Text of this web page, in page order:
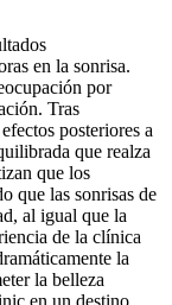
en la sonrisa.
por
Tras
posteriores a
que realza
que los
que las sonrisas de
al igual que la
de la clínica
la
la belleza
en un destino